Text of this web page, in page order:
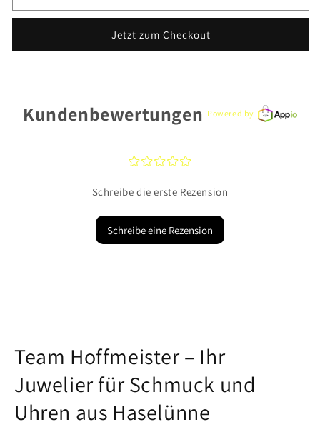
Skagen
Edelstahl
Skagen
SKJ1686710
Edelstahl
Jetzt zum Checkout
Kundenbewertungen Powered by
¤¤¤¤¤
Schreibe die erste Rezension
Schreibe eine Rezension
Team Hoffmeister – Ihr
Juwelier für Schmuck und
Uhren aus Haselünne